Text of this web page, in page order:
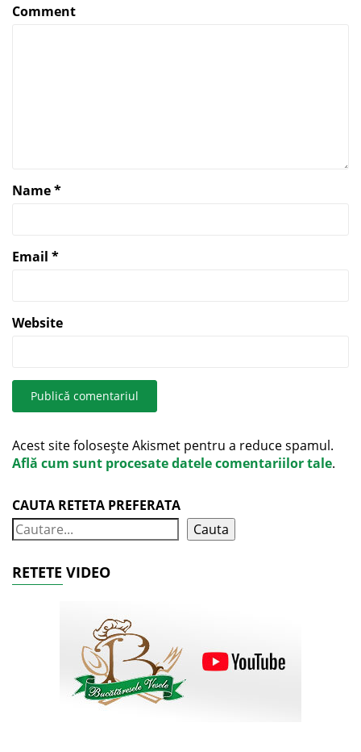
Comment
Name*
Email *
Website
Acest site folosește Akismet pentru a reduce spamul.
Află cum sunt procesate datele comentariilor tale.
CAUTA RETETA PREFERATA
Cauta
RETETE VIDEO